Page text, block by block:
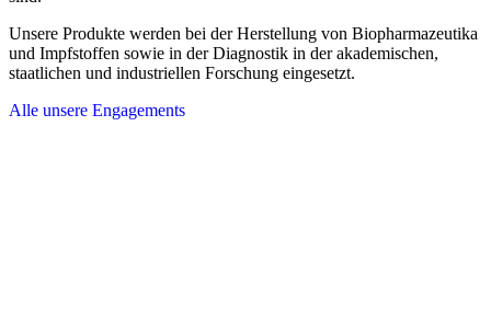
Unsere Produkte werden bei der Herstellung von Biopharmazeutika
und Impfstoffen sowie in der Diagnostik in der akademischen,
staatlichen und industriellen Forschung eingesetzt.
Alle unsere Engagements